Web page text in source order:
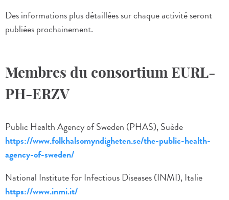
Des informations plus détaillées sur chaque activité seront
publiées prochainement.
Membres du consortium EURL-
PH-ERZV
Public Health Agency of Sweden (PHAS), Suède
https://www.folkhalsomyndigheten.se/the-public-health-
agency-of-sweden/
National Institute for Infectious Diseases (INMI), Italie
https://www.inmi.it/